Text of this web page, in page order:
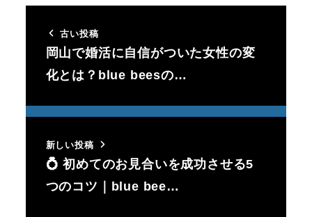
古い投稿
岡山で婚活に自信がついた女性の変
化とは？blue beesの…
新しい投稿
💍 初めてのお見合いを成功させる5
つのコツ｜blue bee…